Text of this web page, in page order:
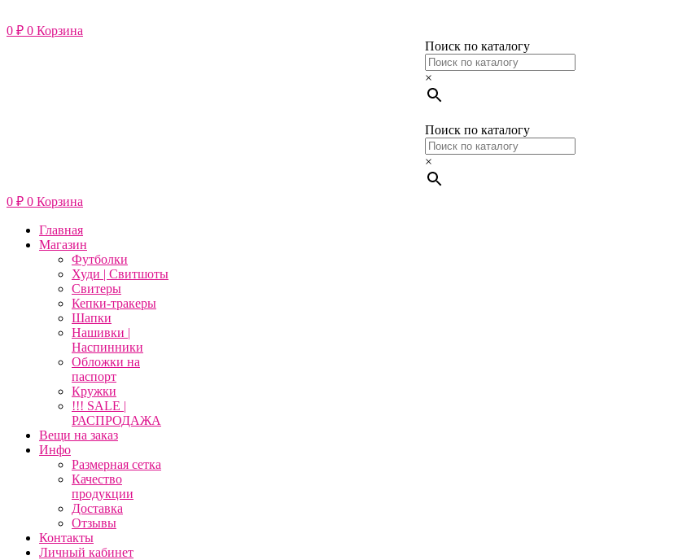
к
содержимому
0 ₽ 0 Корзина
Поиск по каталогу
×
Поиск по каталогу
×
0 ₽ 0 Корзина
Главная
Магазин
Футболки
Худи | Свитшоты
Свитеры
Кепки-тракеры
Шапки
Нашивки |
Наспинники
Обложки на
паспорт
Кружки
!!! SALE |
РАСПРОДАЖА
Вещи на заказ
Инфо
Размерная сетка
Качество
продукции
Доставка
Отзывы
Контакты
Личный кабинет